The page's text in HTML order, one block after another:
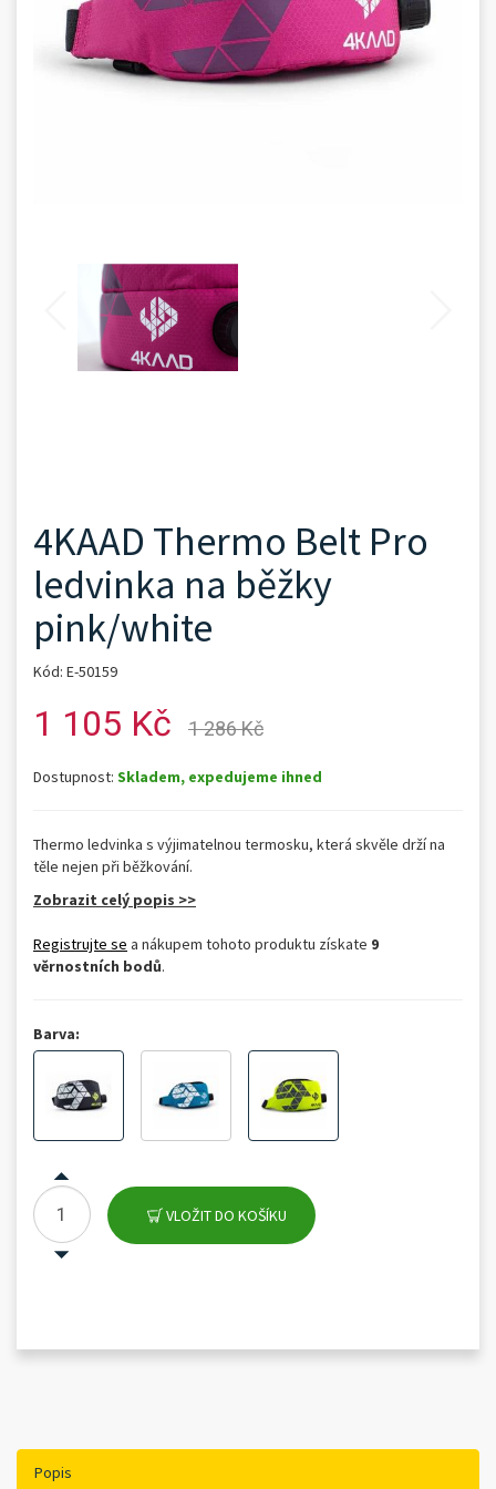
4KAAD Thermo Belt Pro
ledvinka na běžky
pink/white
Kód: E-50159
1 105 Kč 1 286 Kč
Dostupnost: Skladem, expedujeme ihned
Thermo ledvinka s výjimatelnou termosku, která skvěle drží na
těle nejen při běžkování.
Zobrazit celý popis >>
Registrujte se a nákupem tohoto produktu získate 9
věrnostních bodů.
Barva:
VLOŽIT DO KOŠÍKU
Popis